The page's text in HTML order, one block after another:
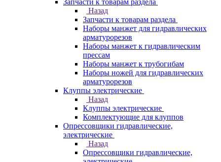
Запчасти к товарам раздела
Назад
Запчасти к товарам раздела
Наборы манжет для гидравлических
арматурорезов
Наборы манжет к гидравлическим
прессам
Наборы манжет к трубогибам
Наборы ножей для гидравлических
арматурорезов
Клуппы электрические
Назад
Клуппы электрические
Комплектующие для клуппов
Опрессовщики гидравлические,
электрические
Назад
Опрессовщики гидравлические,